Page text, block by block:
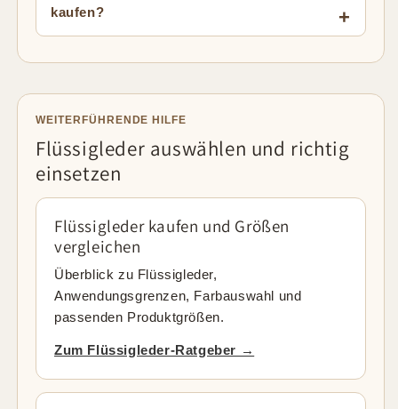
kaufen?
WEITERFÜHRENDE HILFE
Flüssigleder auswählen und richtig
einsetzen
Flüssigleder kaufen und Größen
vergleichen
Überblick zu Flüssigleder,
Anwendungsgrenzen, Farbauswahl und
passenden Produktgrößen.
Zum Flüssigleder-Ratgeber →